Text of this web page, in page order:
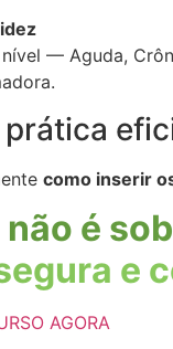
— Aguda,
como inserir
é
e
AGORA